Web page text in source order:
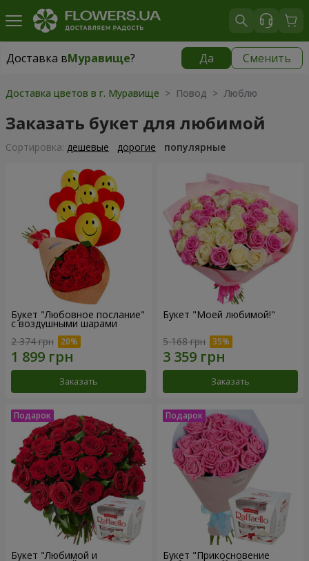
Доставка вМуравище? Да Сменить
Доставка вМуравище|
Доставка цветов в г. Муравище > Повод > Люблю
Заказать букет для любимой
Cортировка: дешевые дорогие популярные
Букет "Любовное послание"
с воздушными шарами
2 374 грн
Заказать
Букет "Моей любимой!"
5 168 грн
Заказать
Букет "Любимой и Букет "Прикосновение